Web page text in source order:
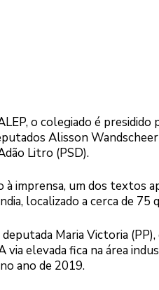
o colegiado é
Alisson
Litro (PSD).
imprensa, um dos textos
localizado a cerca de
Maria Victoria
elevada fica na área
ano de 2019.